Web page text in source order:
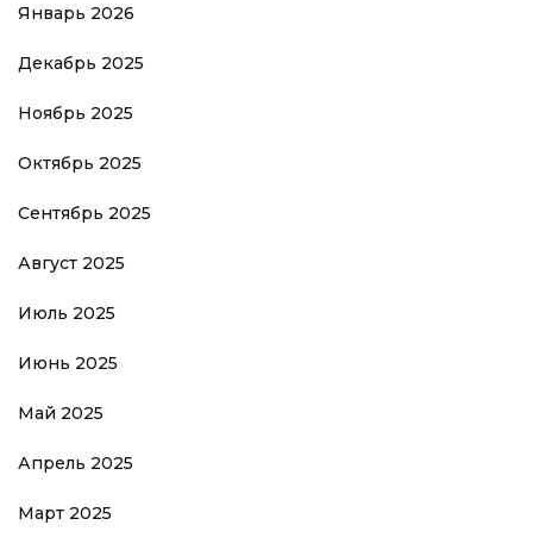
Январь 2026
Декабрь 2025
Ноябрь 2025
Октябрь 2025
Сентябрь 2025
Август 2025
Июль 2025
Июнь 2025
Май 2025
Апрель 2025
Март 2025